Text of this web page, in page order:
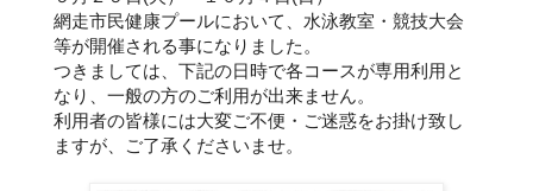
網走市民健康プールにおいて、水泳教室・競技大会
等が開催される事になりました。
つきましては、下記の日時で各コースが専用利用と
なり、一般の方のご利用が出来ません。
利用者の皆様には大変ご不便・ご迷惑をお掛け致し
ますが、ご了承くださいませ。